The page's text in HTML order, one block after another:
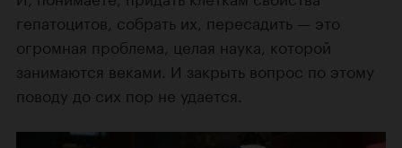
гепатоцитов, собрать их, пересадить — это
огромная проблема, целая наука, которой
занимаются веками. И закрыть вопрос по этому
поводу до сих пор не удается.